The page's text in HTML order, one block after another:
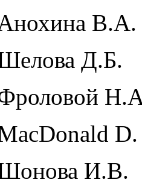
В.А.
Д.Б.
D.
И.В.